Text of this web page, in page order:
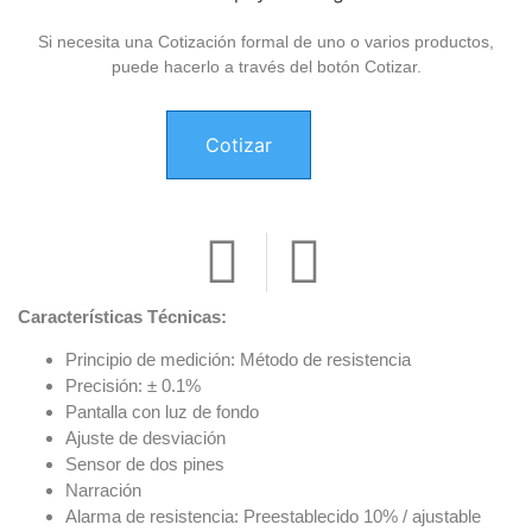
Si necesita una Cotización formal de uno o varios productos,
puede hacerlo a través del botón Cotizar.
Cotizar
Características Técnicas:
Principio de medición: Método de resistencia
Precisión: ± 0.1%
Pantalla con luz de fondo
Ajuste de desviación
Sensor de dos pines
Narración
Alarma de resistencia: Preestablecido 10% / ajustable